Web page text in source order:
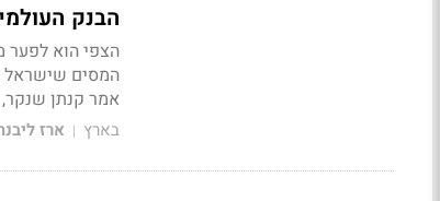
הבנק
המסים שישראל
אמר קנתן שנקר,
בארץ | ארז